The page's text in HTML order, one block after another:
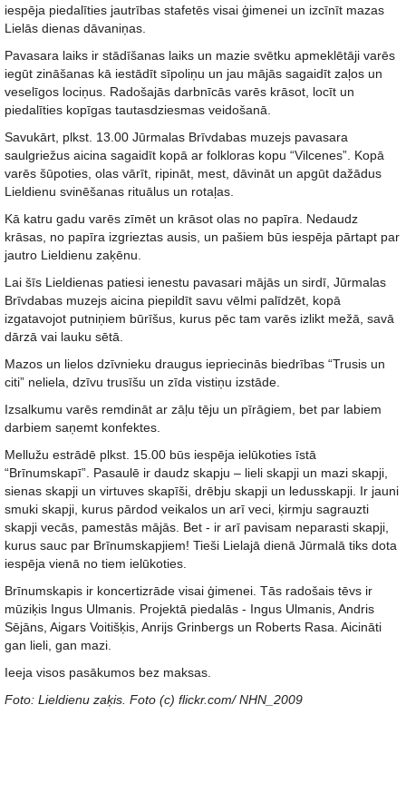
iespēja piedalīties jautrības stafetēs visai ģimenei un izcīnīt mazas
Lielās dienas dāvaniņas.
Pavasara laiks ir stādīšanas laiks un mazie svētku apmeklētāji varēs
iegūt zināšanas kā iestādīt sīpoliņu un jau mājās sagaidīt zaļos un
veselīgos lociņus. Radošajās darbnīcās varēs krāsot, locīt un
piedalīties kopīgas tautasdziesmas veidošanā.
Savukārt, plkst. 13.00 Jūrmalas Brīvdabas muzejs pavasara
saulgriežus aicina sagaidīt kopā ar folkloras kopu “Vilcenes”. Kopā
varēs šūpoties, olas vārīt, ripināt, mest, dāvināt un apgūt dažādus
Lieldienu svinēšanas rituālus un rotaļas.
Kā katru gadu varēs zīmēt un krāsot olas no papīra. Nedaudz
krāsas, no papīra izgrieztas ausis, un pašiem būs iespēja pārtapt par
jautro Lieldienu zaķēnu.
Lai šīs Lieldienas patiesi ienestu pavasari mājās un sirdī, Jūrmalas
Brīvdabas muzejs aicina piepildīt savu vēlmi palīdzēt, kopā
izgatavojot putniņiem būrīšus, kurus pēc tam varēs izlikt mežā, savā
dārzā vai lauku sētā.
Mazos un lielos dzīvnieku draugus iepriecinās biedrības “Trusis un
citi” neliela, dzīvu trusīšu un zīda vistiņu izstāde.
Izsalkumu varēs remdināt ar zāļu tēju un pīrāgiem, bet par labiem
darbiem saņemt konfektes.
Mellužu estrādē plkst. 15.00 būs iespēja ielūkoties īstā
“Brīnumskapī”. Pasaulē ir daudz skapju – lieli skapji un mazi skapji,
sienas skapji un virtuves skapīši, drēbju skapji un ledusskapji. Ir jauni
smuki skapji, kurus pārdod veikalos un arī veci, ķirmju sagrauzti
skapji vecās, pamestās mājās. Bet - ir arī pavisam neparasti skapji,
kurus sauc par Brīnumskapjiem! Tieši Lielajā dienā Jūrmalā tiks dota
iespēja vienā no tiem ielūkoties.
Brīnumskapis ir koncertizrāde visai ģimenei. Tās radošais tēvs ir
mūziķis Ingus Ulmanis. Projektā piedalās - Ingus Ulmanis, Andris
Sējāns, Aigars Voitišķis, Anrijs Grinbergs un Roberts Rasa. Aicināti
gan lieli, gan mazi.
Ieeja visos pasākumos bez maksas.
Foto: Lieldienu zaķis. Foto (c) flickr.com/ NHN_2009